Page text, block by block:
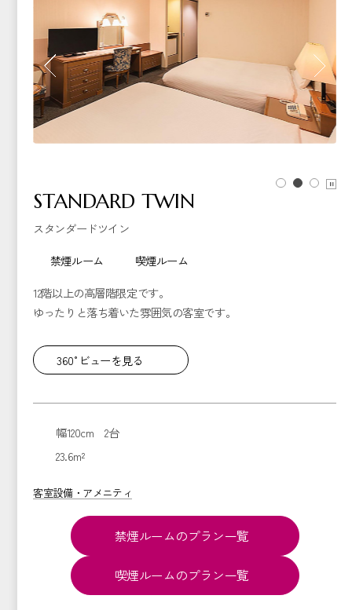
STANDARD TWIN
スタンダードツイン
禁煙ルーム
喫煙ルーム
12階以上の高層階限定です。
ゆったりと落ち着いた雰囲気の客室です。
360°ビューを見る
幅120cm 2台
23.6m²
客室設備・アメニティ
禁煙ルームのプラン一覧
喫煙ルームのプラン一覧